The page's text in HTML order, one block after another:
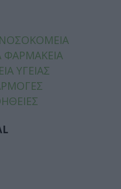
ΥΓΕΙΑΣ